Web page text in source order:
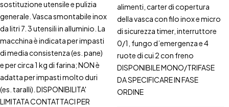
sostituzione utensile e pulizia
generale. Vasca smontabile inox
da litri 7. 3 utensili in alluminio. La
macchina è indicata per impasti
di media consistenza (es. pane)
e per circa 1 kg di farina; NON è
adatta per impasti molto duri
(es. taralli). DISPONIBILITA'
LIMITATA CONTATTACI PER
alimenti, carter di copertura
della vasca con filo inox e micro
di sicurezza timer, interruttore
0/1, fungo d’emergenza e 4
ruote di cui 2 con freno
DISPONIBILE MONO/TRIFASE
DA SPECIFICARE IN FASE
ORDINE